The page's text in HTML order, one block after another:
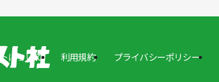
について 利用規約 プライバシーポリシー